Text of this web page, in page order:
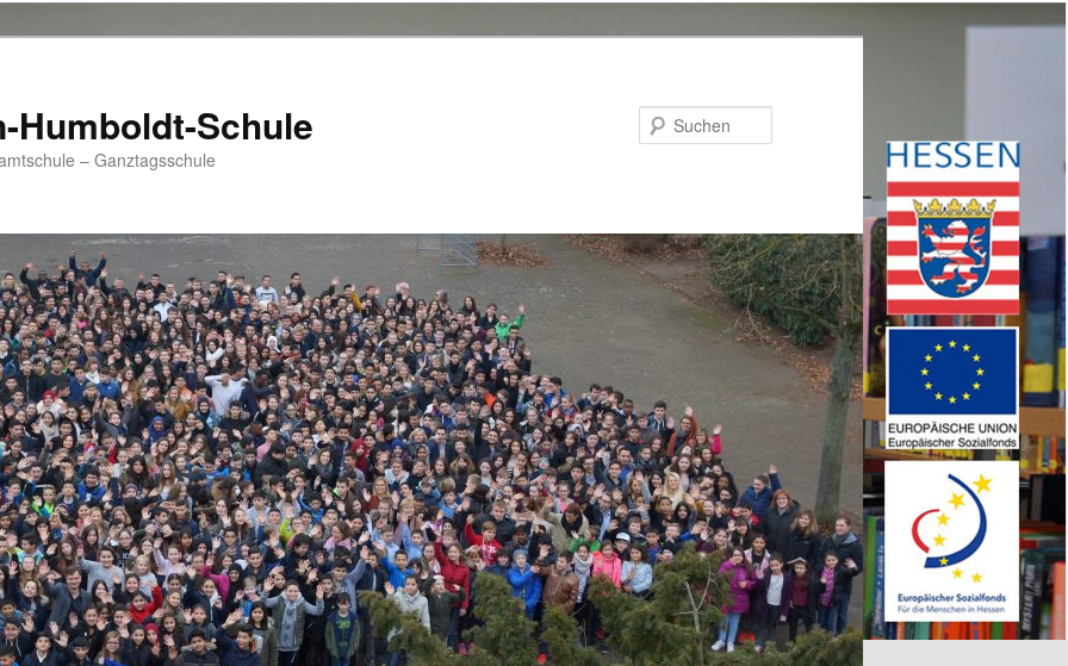
Humboldt-Schule
– Ganztagsschule